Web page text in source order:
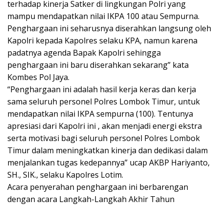
terhadap kinerja Satker di lingkungan Polri yang
mampu mendapatkan nilai IKPA 100 atau Sempurna.
Penghargaan ini seharusnya diserahkan langsung oleh
Kapolri kepada Kapolres selaku KPA, namun karena
padatnya agenda Bapak Kapolri sehingga
penghargaan ini baru diserahkan sekarang” kata
Kombes Pol Jaya.
“Penghargaan ini adalah hasil kerja keras dan kerja
sama seluruh personel Polres Lombok Timur, untuk
mendapatkan nilai IKPA sempurna (100). Tentunya
apresiasi dari Kapolri ini , akan menjadi energi ekstra
serta motivasi bagi seluruh personel Polres Lombok
Timur dalam meningkatkan kinerja dan dedikasi dalam
menjalankan tugas kedepannya” ucap AKBP Hariyanto,
SH., SIK., selaku Kapolres Lotim.
Acara penyerahan penghargaan ini berbarengan
dengan acara Langkah-Langkah Akhir Tahun